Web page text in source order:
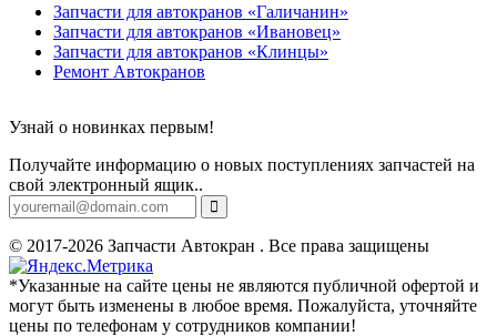
Запчасти для автокранов «Галичанин»
Запчасти для автокранов «Ивановец»
Запчасти для автокранов «Клинцы»
Ремонт Автокранов
Узнай о новинках первым!
Получайте информацию о новых поступлениях запчастей на
свой электронный ящик..
© 2017-2026 Запчасти Автокран . Все права защищены
*Указанные на сайте цены не являются публичной офертой и
могут быть изменены в любое время. Пожалуйста, уточняйте
цены по телефонам у сотрудников компании!